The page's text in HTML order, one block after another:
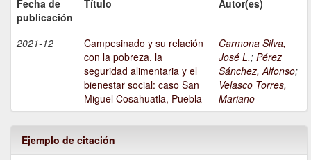
Fecha de
publicación
Título Autor(es)
2021-12
Campesinado y su relación
con la pobreza, la
seguridad alimentaria y el
bienestar social: caso San
Miguel Cosahuatla, Puebla
Carmona Silva,
José L.; Pérez
Sánchez, Alfonso;
Velasco Torres,
Mariano
Ejemplo de citación